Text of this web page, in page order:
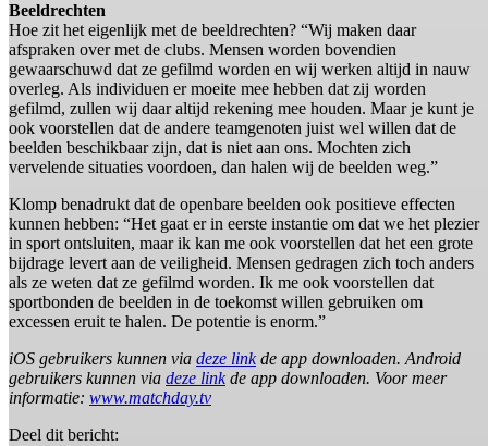
Beeldrechten
Hoe zit het eigenlijk met de beeldrechten? “Wij maken daar
afspraken over met de clubs. Mensen worden bovendien
gewaarschuwd dat ze gefilmd worden en wij werken altijd in nauw
overleg. Als individuen er moeite mee hebben dat zij worden
gefilmd, zullen wij daar altijd rekening mee houden. Maar je kunt je
ook voorstellen dat de andere teamgenoten juist wel willen dat de
beelden beschikbaar zijn, dat is niet aan ons. Mochten zich
vervelende situaties voordoen, dan halen wij de beelden weg.”
Klomp benadrukt dat de openbare beelden ook positieve effecten
kunnen hebben: “Het gaat er in eerste instantie om dat we het plezier
in sport ontsluiten, maar ik kan me ook voorstellen dat het een grote
bijdrage levert aan de veiligheid. Mensen gedragen zich toch anders
als ze weten dat ze gefilmd worden. Ik me ook voorstellen dat
sportbonden de beelden in de toekomst willen gebruiken om
excessen eruit te halen. De potentie is enorm.”
iOS gebruikers kunnen via deze linkde app downloaden. Android
gebruikers kunnen via deze linkde app downloaden. Voor meer
informatie: www.matchday.tv
Deel dit bericht: